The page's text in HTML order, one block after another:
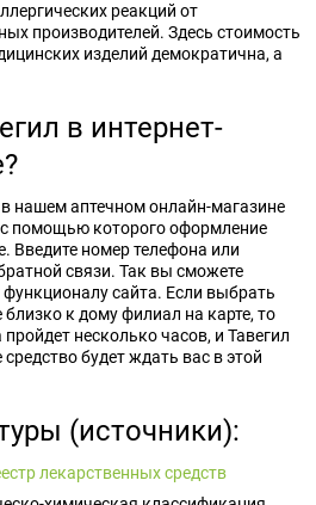
реакций от
производителей. Здесь стоимость
изделий демократична, а
в интернет-
нашем аптечном онлайн-магазине
помощью которого оформление
Введите номер телефона или
связи. Так вы сможете
функционалу сайта. Если выбрать
к дому филиал на карте, то
несколько часов, и Тавегил
будет ждать вас в этой
(источники):
лекарственных средств